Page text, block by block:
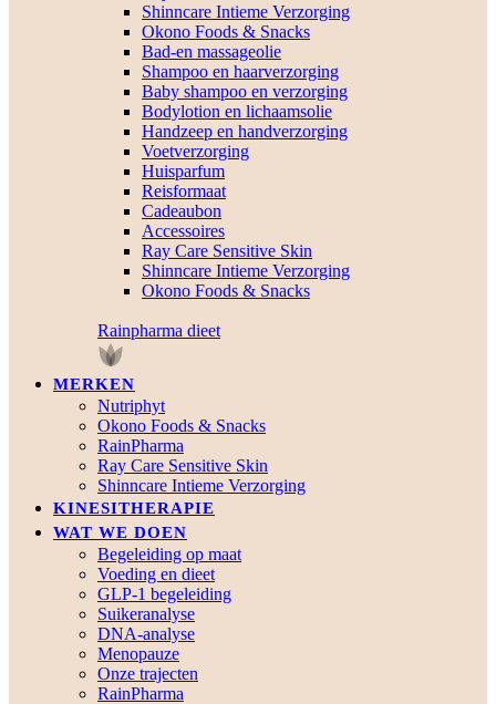
Shinncare Intieme Verzorging
Okono Foods & Snacks
Bad-en massageolie
Shampoo en haarverzorging
Baby shampoo en verzorging
Bodylotion en lichaamsolie
Handzeep en handverzorging
Voetverzorging
Huisparfum
Reisformaat
Cadeaubon
Accessoires
Ray Care Sensitive Skin
Shinncare Intieme Verzorging
Okono Foods & Snacks
Rainpharma dieet
MERKEN
Nutriphyt
Okono Foods & Snacks
RainPharma
Ray Care Sensitive Skin
Shinncare Intieme Verzorging
KINESITHERAPIE
WAT WE DOEN
Begeleiding op maat
Voeding en dieet
GLP-1 begeleiding
Suikeranalyse
DNA-analyse
Menopauze
Onze trajecten
RainPharma